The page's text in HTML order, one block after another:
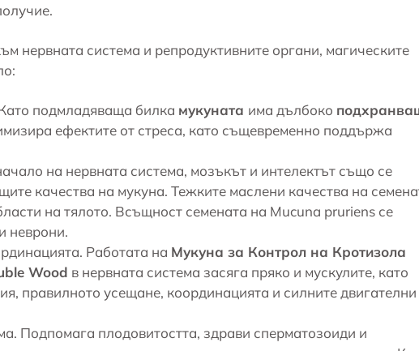
нервната система и репродуктивните органи, магическите
подмладяваща билка мукуната има дълбоко
ефектите от стреса, като същевременно поддържа
на нервната система, мозъкът и интелектът също се
качества на мукуна. Тежките маслени качества на
на тялото. Всъщност семената на Mucuna pruriens се
неврони.
Работата на Мукуна за Контрол на Кротизола
Wood в нервната система засяга пряко и мускулите, като
правилното усещане, координацията и силните двигателни
Подпомага плодовитостта, здрави сперматозоиди и